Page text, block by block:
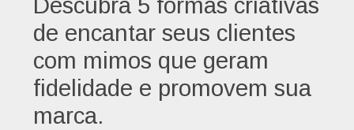
Descubra 5 formas criativas
de encantar seus clientes
com mimos que geram
fidelidade e promovem sua
marca.